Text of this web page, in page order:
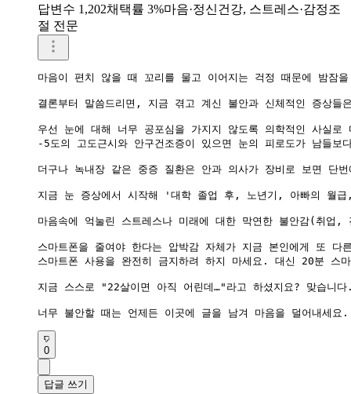
답변수 1,202채택률 3%마음·정신건강, 스트레스·감정조
절 전문
마음이 편치 않을 때 꼬리를 물고 이어지는 걱정 때문에 밤잠
결론부터 말씀드리면, 지금 겪고 계신 불안과 신체적인 증상
우선 눈에 대해 너무 공포심을 가지지 않도록 의학적인 사실로
-5도의 고도근시와 안구건조증이 있으면 눈의 피로도가 남들
더구나 녹내장 같은 중증 질환은 안과 의사가 장비로 보면 단
지금 눈 증상에서 시작해 '대학 졸업 후, 노년기, 아빠의 월
마음속에 억눌린 스트레스나 미래에 대한 막연한 불안감(취
스마트폰을 줄여야 한다는 압박감 자체가 지금 본인에게 또
스마트폰 사용을 완전히 금지하려 하지 마세요. 대신 20분
지금 스스로 "22살이면 아직 어린데…"라고 하셨지요? 맞습
0
답글 쓰기